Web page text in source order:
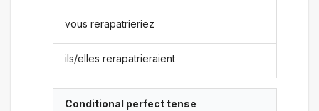
vous rerapatrieriez
ils/elles rerapatrieraient
Conditional perfect tense